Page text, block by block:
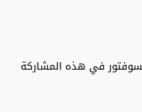
في هذه المشاركة